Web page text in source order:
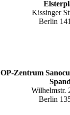
Kissinger
OP-Zentrum
Wilhelmstr.